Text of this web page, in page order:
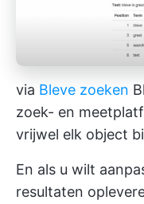
via Bleve zoeken
zoek- en
vrijwel elk object
En als u wilt
resultaten